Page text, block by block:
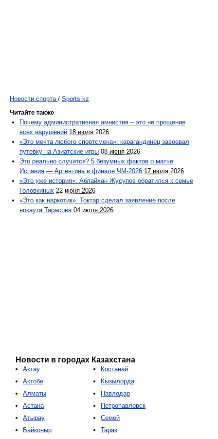
Новости спорта / Sports.kz
Читайте также
Почему административная амнистия – это не прощение
всех нарушений 18 июля 2026
«Это мечта любого спортсмена»: карагандинец завоевал
путевку на Азиатские игры 08 июня 2026
Это реально случится? 5 безумных фактов о матче
Испания — Аргентина в финале ЧМ-2026 17 июля 2026
«Это уже история». Аблайхан Жусупов обратился к семье
Головкиных 22 июня 2026
«Это как наркотик». Токтар сделал заявление после
нокаута Тарасова 04 июля 2026
Новости в городах Казахстана
Актау
Актобе
Алматы
Астана
Атырау
Байконыр
Костанай
Кызылорда
Павлодар
Петропавловск
Семей
Тараз